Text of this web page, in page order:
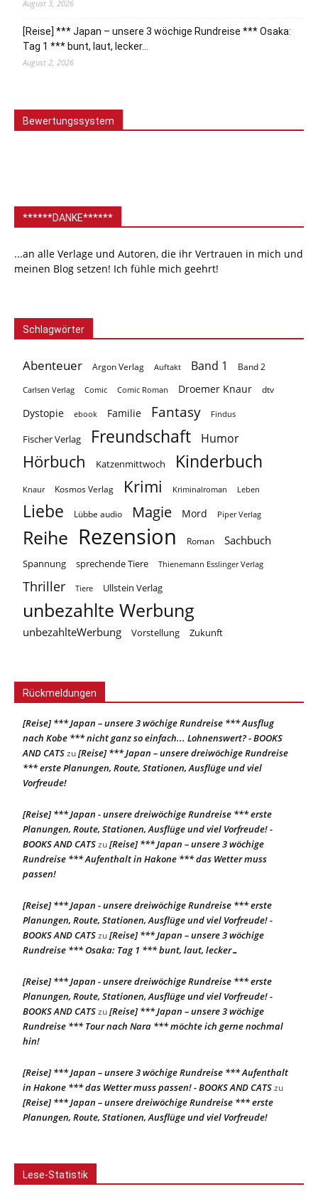
August 3, 2026
[Reise] *** Japan – unsere 3 wöchige Rundreise *** Osaka:
Tag 1 *** bunt, laut, lecker…
August 2, 2026
Bewertungssystem
******DANKE******
...an alle Verlage und Autoren, die ihr Vertrauen in mich und
meinen Blog setzen! Ich fühle mich geehrt!
Schlagwörter
Abenteuer Argon Verlag Auftakt Band 1 Band 2
Carlsen Verlag Comic Comic Roman Droemer Knaur dtv
Dystopie ebook Familie Fantasy Findus
Fischer Verlag Freundschaft Humor
Hörbuch Katzenmittwoch Kinderbuch
Knaur Kosmos Verlag Krimi Kriminalroman Leben
Liebe Lübbe audio Magie Mord Piper Verlag
Reihe Rezension Roman Sachbuch
Spannung sprechende Tiere Thienemann Esslinger Verlag
Thriller Tiere Ullstein Verlag
unbezahlte Werbung
unbezahlteWerbung Vorstellung Zukunft
Rückmeldungen
[Reise] *** Japan – unsere 3 wöchige Rundreise *** Ausflug
nach Kobe *** nicht ganz so einfach... Lohnenswert? - BOOKS
AND CATSzu[Reise] *** Japan – unsere dreiwöchige Rundreise
*** erste Planungen, Route, Stationen, Ausflüge und viel
Vorfreude!
[Reise] *** Japan - unsere dreiwöchige Rundreise *** erste
Planungen, Route, Stationen, Ausflüge und viel Vorfreude! -
BOOKS AND CATSzu[Reise] *** Japan – unsere 3 wöchige
Rundreise *** Aufenthalt in Hakone *** das Wetter muss
passen!
[Reise] *** Japan - unsere dreiwöchige Rundreise *** erste
Planungen, Route, Stationen, Ausflüge und viel Vorfreude! -
BOOKS AND CATSzu[Reise] *** Japan – unsere 3 wöchige
Rundreise *** Osaka: Tag 1 *** bunt, laut, lecker…
[Reise] *** Japan - unsere dreiwöchige Rundreise *** erste
Planungen, Route, Stationen, Ausflüge und viel Vorfreude! -
BOOKS AND CATSzu[Reise] *** Japan – unsere 3 wöchige
Rundreise *** Tour nach Nara *** möchte ich gerne nochmal
hin!
[Reise] *** Japan – unsere 3 wöchige Rundreise *** Aufenthalt
in Hakone *** das Wetter muss passen! - BOOKS AND CATSzu
[Reise] *** Japan – unsere dreiwöchige Rundreise *** erste
Planungen, Route, Stationen, Ausflüge und viel Vorfreude!
Lese-Statistik